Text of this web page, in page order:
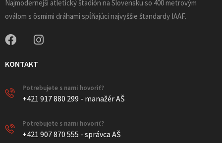
Najmodernejší atletický štadión na Slovensku so 400 metrovým
oválom s ôsmimi dráhami spĺňajúci najvyššie štandardy IAAF.
KONTAKT
Potrebujete s nami hovoriť?
+421 917 880 299 - manažér AŠ
Potrebujete s nami hovoriť?
+421 907 870 555 - správca AŠ